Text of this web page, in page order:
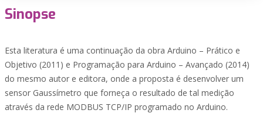
Sinopse
Esta literatura é uma continuação da obra Arduino – Prático e
Objetivo (2011) e Programação para Arduino – Avançado (2014)
do mesmo autor e editora, onde a proposta é desenvolver um
sensor Gaussímetro que forneça o resultado de tal medição
através da rede MODBUS TCP/IP programado no Arduino.